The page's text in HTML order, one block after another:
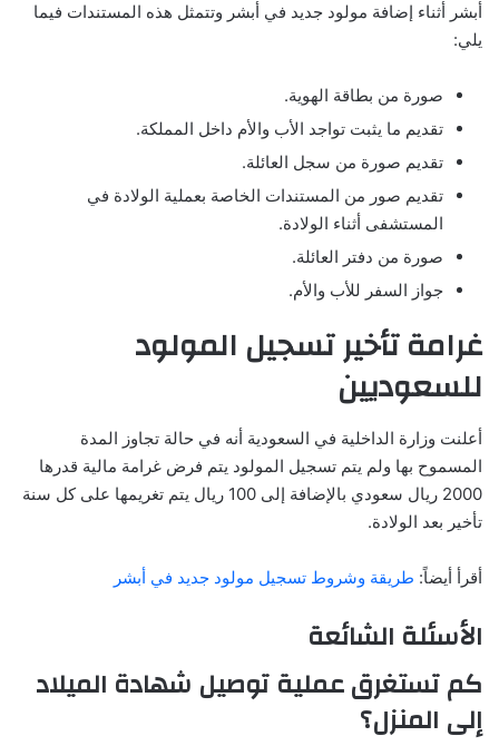
أبشر أثناء إضافة مولود جديد في أبشر وتتمثل هذه المستندات فيما
يلي:
صورة من بطاقة الهوية.
تقديم ما يثبت تواجد الأب والأم داخل المملكة.
تقديم صورة من سجل العائلة.
تقديم صور من المستندات الخاصة بعملية الولادة في
المستشفى أثناء الولادة.
صورة من دفتر العائلة.
جواز السفر للأب والأم.
غرامة تأخير تسجيل المولود
للسعوديين
أعلنت وزارة الداخلية في السعودية أنه في حالة تجاوز المدة
المسموح بها ولم يتم تسجيل المولود يتم فرض غرامة مالية قدرها
2000 ريال سعودي بالإضافة إلى 100 ريال يتم تغريمها على كل سنة
تأخير بعد الولادة.
أقرأ أيضاً: طريقة وشروط تسجيل مولود جديد في أبشر
الأسئلة الشائعة
كم تستغرق عملية توصيل شهادة الميلاد
إلى المنزل؟